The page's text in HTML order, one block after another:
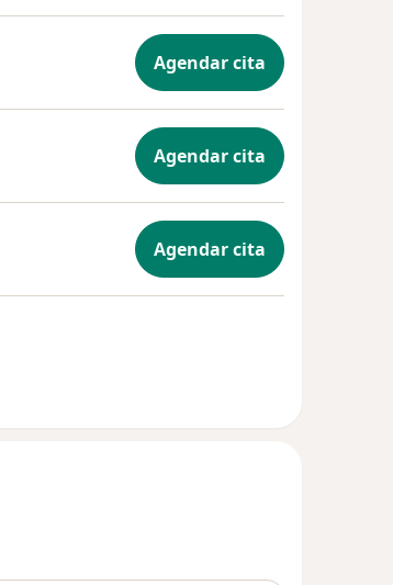
Agendar cita
Agendar cita
Agendar cita